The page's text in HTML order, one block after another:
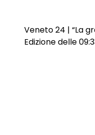
Veneto 24 | “La
Edizione delle